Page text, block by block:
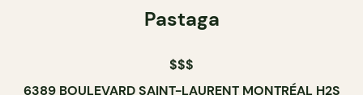
Pastaga
$$$
6389 BOULEVARD SAINT-LAURENT MONTRÉAL H2S